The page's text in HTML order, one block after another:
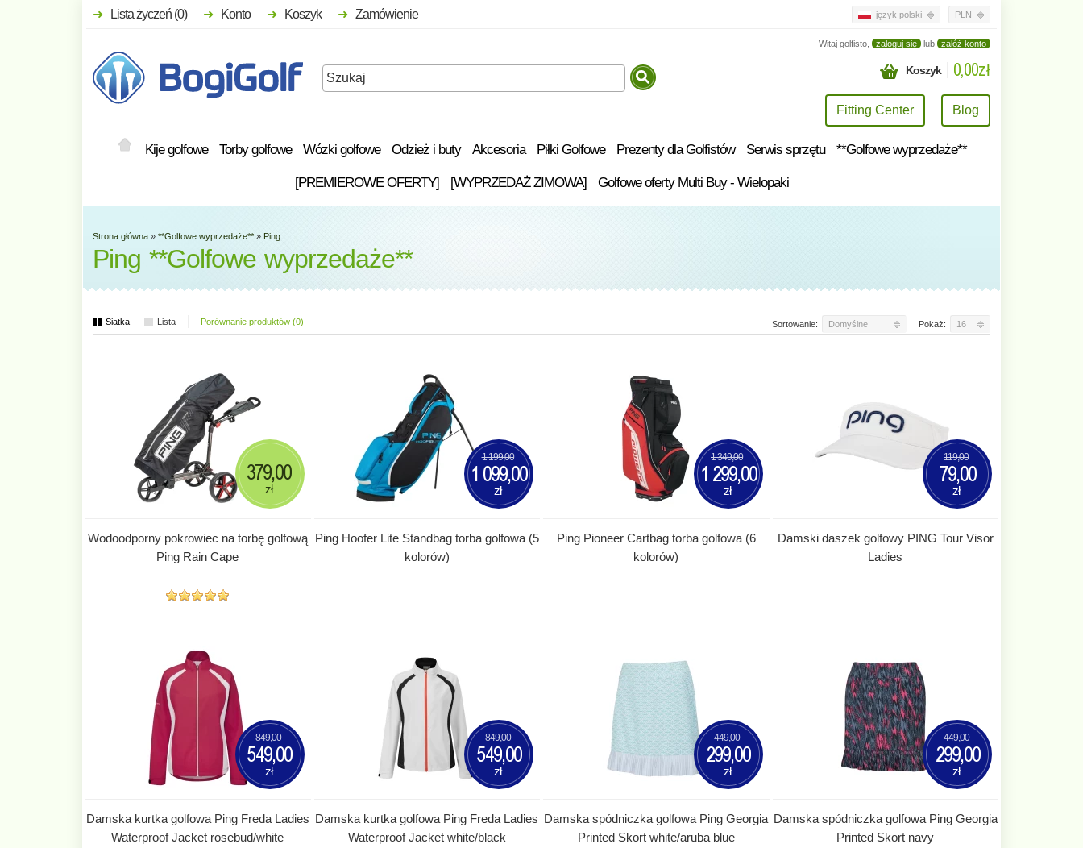
Witaj golfisto, zaloguj się lub załóż konto
Koszyk 0,00zł
Fitting Center Blog
Kije golfowe Torby golfowe Wózki golfowe Odzież i buty Akcesoria Piłki Golfowe Prezenty dla Golfistów Serwis sprzętu **Golfowe wyprzedaże**
[PREMIEROWE OFERTY] [WYPRZEDAŻ ZIMOWA] Golfowe oferty Multi Buy - Wielopaki
Lista życzeń (0) Konto Koszyk Zamówienie język polski PLN
Strona główna » **Golfowe wyprzedaże** » Ping
Ping **Golfowe wyprzedaże**
Sortowanie: Domyślne Pokaż: 16
Siatka Lista Porównanie produktów (0)
Wodoodporny pokrowiec na torbę golfową
Ping Rain Cape
379,00
zł
Ping Hoofer Lite Standbag torba golfowa (5
kolorów)
1 199,00
1 099,00
zł
Ping Pioneer Cartbag torba golfowa (6
kolorów)
1 349,00
1 299,00
zł
Damski daszek golfowy PING Tour Visor
Ladies
119,00
79,00
zł
Damska kurtka golfowa Ping Freda Ladies
Waterproof Jacket rosebud/white
849,00
549,00
zł
Damska kurtka golfowa Ping Freda Ladies
Waterproof Jacket white/black
849,00
549,00
zł
Damska spódniczka golfowa Ping Georgia
Printed Skort white/aruba blue
449,00
299,00
zł
Damska spódniczka golfowa Ping Georgia
Printed Skort navy
449,00
299,00
zł